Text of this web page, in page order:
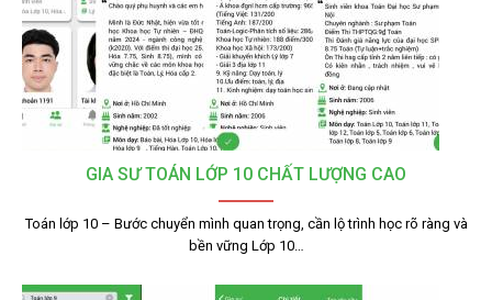
GIA SƯ TOÁN LỚP 10 CHẤT LƯỢNG CAO
Toán lớp 10 – Bước chuyển mình quan trọng, cần lộ trình học rõ ràng và
bền vững Lớp 10…